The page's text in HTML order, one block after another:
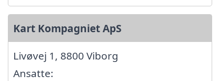
Kart Kompagniet ApS
Livøvej 1, 8800 Viborg
Ansatte: